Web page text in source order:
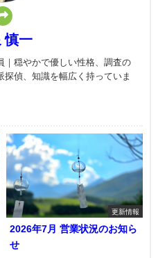
慎一
｜穏やかで優しい性格、調査の
偵、知識を幅広く持っていま
更新情報
2026年7月 営業状況のお知ら
せ